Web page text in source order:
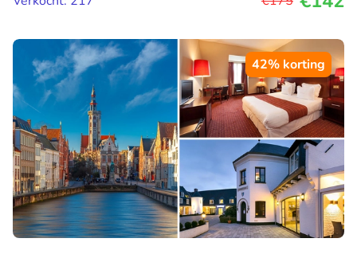
42% korting